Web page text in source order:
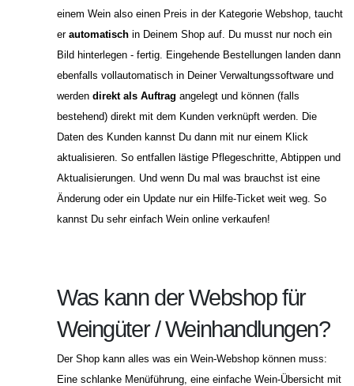
einem Wein also einen Preis in der Kategorie Webshop, taucht
er automatisch in Deinem Shop auf. Du musst nur noch ein
Bild hinterlegen - fertig. Eingehende Bestellungen landen dann
ebenfalls vollautomatisch in Deiner Verwaltungssoftware und
werden direkt als Auftrag angelegt und können (falls
bestehend) direkt mit dem Kunden verknüpft werden. Die
Daten des Kunden kannst Du dann mit nur einem Klick
aktualisieren. So entfallen lästige Pflegeschritte, Abtippen und
Aktualisierungen. Und wenn Du mal was brauchst ist eine
Änderung oder ein Update nur ein Hilfe-Ticket weit weg. So
kannst Du sehr einfach Wein online verkaufen!
Was kann der Webshop für
Weingüter / Weinhandlungen?
Der Shop kann alles was ein Wein-Webshop können muss:
Eine schlanke Menüführung, eine einfache Wein-Übersicht mit